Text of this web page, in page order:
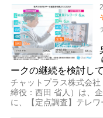
ークの継続を検討して
チャットプラス株式会
締役：西田 省人）は、
に、【定点調査】テレ